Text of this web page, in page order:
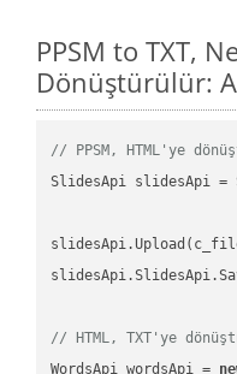
PPSM to TXT,
Dönüştürülür:
// PPSM, HTML'ye
SlidesApi slidesApi
// HTML, TXT'ye
WordsApi wordsApi =